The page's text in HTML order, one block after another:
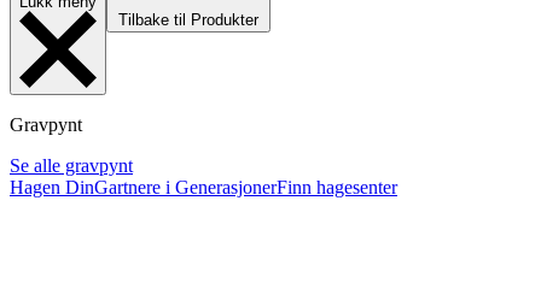
Tilbake til Produkter
Gravpynt
Se alle gravpynt
Hagen DinGartnere i GenerasjonerFinn hagesenter